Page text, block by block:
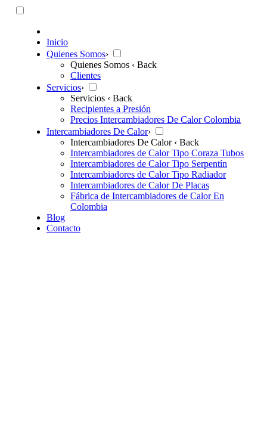
Inicio
Quienes Somos›
Quienes Somos ‹ Back
Clientes
Servicios›
Servicios ‹ Back
Recipientes a Presión
Precios Intercambiadores De Calor Colombia
Intercambiadores De Calor›
Intercambiadores De Calor ‹ Back
Intercambiadores de Calor Tipo Coraza Tubos
Intercambiadores de Calor Tipo Serpentín
Intercambiadores de Calor Tipo Radiador
Intercambiadores de Calor De Placas
Fábrica de Intercambiadores de Calor En
Colombia
Blog
Contacto